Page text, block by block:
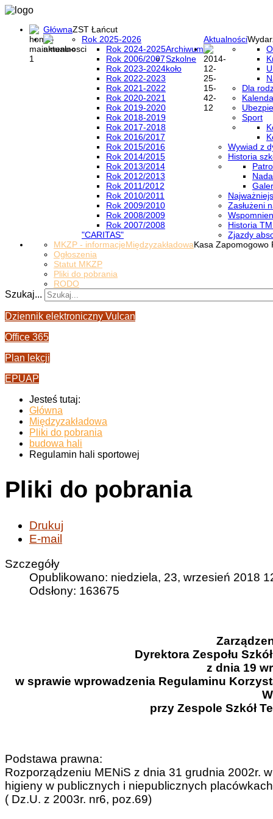
GłównaZST Łańcut
Aktualności
Rok 2025-2026
Archiwum
Rok 2024-2025
Rok 2006/2007
Rok 2023-2024
Rok 2022-2023
Rok 2021-2022
Rok 2020-2021
Rok 2019-2020
Rok 2018-2019
Rok 2017-2018
Rok 2016/2017
Rok 2015/2016
Rok 2014/2015
Rok 2013/2014
Rok 2012/2013
Rok 2011/2012
Rok 2010/2011
Rok 2009/2010
Rok 2008/2009
Rok 2007/2008
Szkolne
koło
"CARITAS"
Dla
Sport
Wywiad z
Historia
Zasłużeni
Historia
Zjazdy
MiędzyzakładowaKasa Zapomogowo
MKZP - informacje
Ogłoszenia
Statut MKZP
Pliki do pobrania
RODO
Szukaj...
Dziennik elektroniczny Vulcan
Office 365
Plan lekcji
EPUAP
Jesteś tutaj:
Główna
Międzyzakładowa
Pliki do pobrania
budowa hali
Regulamin hali sportowej
Pliki do pobrania
Drukuj
E-mail
Szczegóły
Opublikowano: niedziela, 23, wrzesień 2018
Odsłony: 163675
Dyrektora Zespołu
z dnia 19
w sprawie wprowadzenia Regulaminu
przy Zespole Szkół
Podstawa prawna:
Rozporządzeniu MENiS z dnia 31 grudnia 2002r.
higieny w publicznych i niepublicznych
( Dz.U. z 2003r. nr6, poz.69)